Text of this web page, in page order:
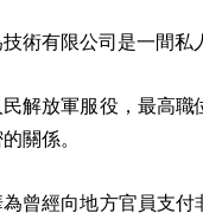
術有限公司是一間私
解放軍服役，最高
關係。
曾經向地方官員支付